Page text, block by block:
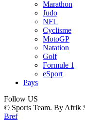
Marathon
Judo
NFL
Cyclisme
MotoGP
Natation
Golf
Formule 1
eSport
Pays
Follow US
© Sports Team. By Afrik
Bref